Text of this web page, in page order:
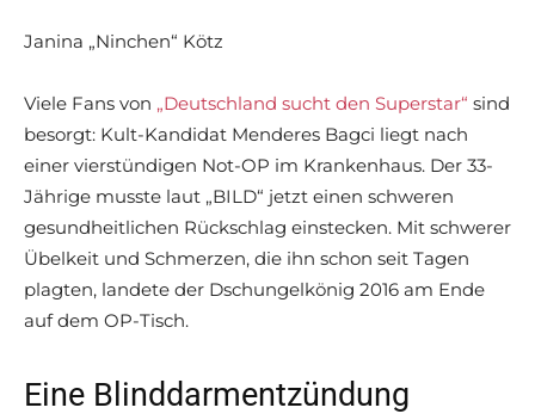
Janina „Ninchen“ Kötz
Viele Fans von „Deutschland sucht den Superstar“ sind
besorgt: Kult-Kandidat Menderes Bagci liegt nach
einer vierstündigen Not-OP im Krankenhaus. Der 33-
Jährige musste laut „BILD“ jetzt einen schweren
gesundheitlichen Rückschlag einstecken. Mit schwerer
Übelkeit und Schmerzen, die ihn schon seit Tagen
plagten, landete der Dschungelkönig 2016 am Ende
auf dem OP-Tisch.
Eine Blinddarmentzündung